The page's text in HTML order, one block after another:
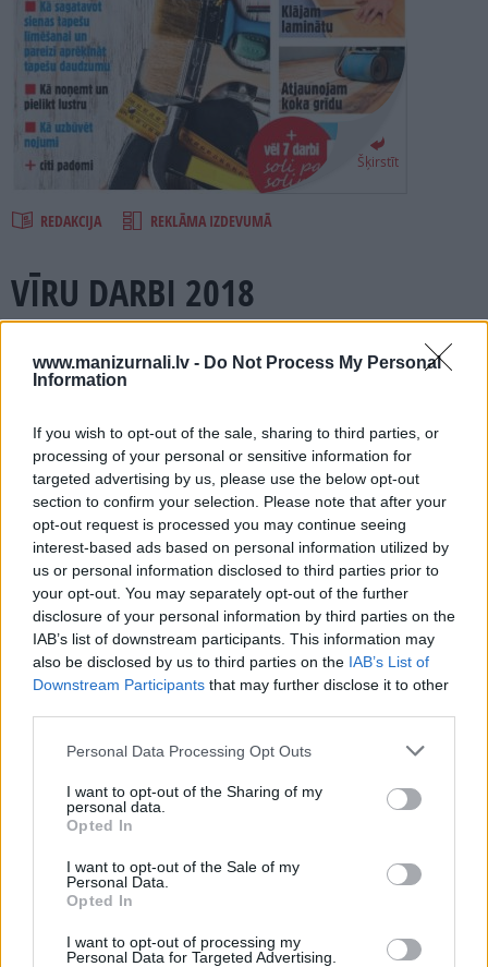
www.manizurnali.lv - Do Not Process My Personal
Information
If you wish to opt-out of the sale, sharing to third parties, or
processing of your personal or sensitive information for
targeted advertising by us, please use the below opt-out
section to confirm your selection. Please note that after your
opt-out request is processed you may continue seeing
interest-based ads based on personal information utilized by
us or personal information disclosed to third parties prior to
your opt-out. You may separately opt-out of the further
disclosure of your personal information by third parties on the
IAB’s list of downstream participants. This information may
also be disclosed by us to third parties on the IAB’s List of
Downstream Participants that may further disclose it to other
Personal Data Processing Opt Outs
I want to opt-out of the Sharing of my
personal data.
Opted In
I want to opt-out of the Sale of my
Personal Data.
Opted In
I want to opt-out of processing my
Personal Data for Targeted Advertising.
SEARCH
Šķirstīt
REDAKCIJA REKLĀMA IZDEVUMĀ
VĪRU DARBI 2018
Numurā lasi:
Praktisks un iedvesmojošs žurnāls visiem, kuri paši savām
profesionāli.
Kā galvenais konsultants mums ir būveksperts un
inženierzinātņu doktors Juris Biršs, kura padomus un
ieteikumus ņem vērā gan lielu haļļu, gan privātmāju
būvnieki.
Vēl 8 dažādi ekspert, sākot no būvnieka, beidzot ar
santehniķi sniegs zelta padomus un soli pa solim parādīs kā
flīzēt, piestiprināt plauktu, nokrāsot kā sienu, tā žogu,
nokrāsot sienu un uzbūvēt pirti.
Izdevums kā maza rokasgrāmata visiem, kas grib dzīvot
labāk, skaistāk un paveikt to paši savām rokām.
Nepalaid garām akcijas un jaunumus